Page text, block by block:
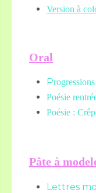
Version à
Oral
P
Poésie
Poésie :
Pâte à
Lettres